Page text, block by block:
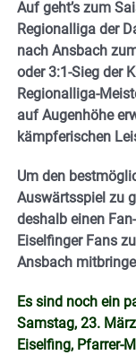
Auf geht’s zum
Regionalliga der
nach Ansbach
oder 3:1-Sieg der
Regionalliga-
auf Augenhöhe
kämpferischen
Um den
Auswärtsspiel zu
deshalb einen
Eiselfinger Fans
Ansbach
Es sind noch ein
Samstag, 23.
Eiselfing, Pfarrer-